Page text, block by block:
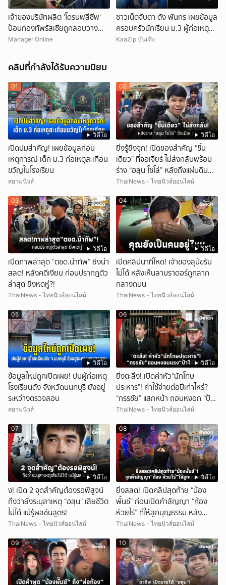
เจ้าของบริษัทผลิต 'โดรนพลีชีพ'
ป้อนกองทัพรัสเซียถูกลอบวาง
'คาร์บอมบ์' บาดเจ็บ-คนขับรถเสีย
Manager Online
ชาวเน็ตจับตา ดัง พันกร เผยข้อมูล
ครอบครัวนักเรียน ม.3 ผู้ก่อเหตุ
และที่มาอาวุธ
KaaZip บันเทิง
คลิปที่กำลังได้รับความนิยม
วิดีโอ
01
เปิดปมสำคัญ! เผยข้อมูลก่อน
เหตุการณ์ เด็ก ม.3 ก่อเหตุสะเทือน
ขวัญในโรงเรียน
สยามนิวส์
วิดีโอ
02
ยิ่งรู้ยิ่งจุก! เปิดของสำคัญ “ชิ้น
เดียว” ที่จอเจียร์ ไม่ส่งกลับพร้อม
ร่าง “ฮลุน โซโล่” หลังถึงแผ่นดิน
ไทย!
ThaiNews - ไทยนิวส์ออนไลน์
วิดีโอ
03
เปิดภาพล่าสุด “ตชด.นำทัพ” ยิ่งน่า
สลด! หลังคดีเงียบ ก่อนปรากฎตัว
ล่าสุด ยิ่งหดหู่?!
ThaiNews - ไทยนิวส์ออนไลน์
วิดีโอ
04
เปิดคลิปนาทีโหด! เจ้าของสุนัขรับ
ไม่ได้ หลังเห็นลาบราดอร์ถูกลาก
กลางถนน
ThaiNews - ไทยนิวส์ออนไลน์
วิดีโอ
05
ข้อมูลใหม่ถูกเปิดเผย! ปมผู้ก่อเหตุ
โรงเรียนดัง จังหวัดนนทบุรี ยังอยู่
ระหว่างตรวจสอบ
สยามนิวส์
วิดีโอ
06
ยิ่งตะลึง! เปิดค่าหัว“นักโทษ
ประหาร”! ค่าใช้จ่ายต่อปีเท่าไหร่?
“กรรชัย” แสกหน้า ถอนหงอก “ป้า
ป๋อง”!
ThaiNews - ไทยนิวส์ออนไลน์
วิดีโอ
07
ึ้ง! เปิด 2 จุดสำคัญต้องรอพิสูจน์
ถึงว่ายังระบุสาเหตุ “ฮลุน” เสียชีวิต
ไม่ได้ แม้รู้ผลชันสูตร!
ThaiNews - ไทยนิวส์ออนไลน์
วิดีโอ
08
ยิ่งสลด! เปิดคลิปสุดท้าย “น้อง
พั้นช์” ก่อนเปิดคำสัญญา “ก้อง
ห้วยไร่” ที่ให้ลูกบุญธรรม หลัง
ลาโลก!
ThaiNews - ไทยนิวส์ออนไลน์
09 10